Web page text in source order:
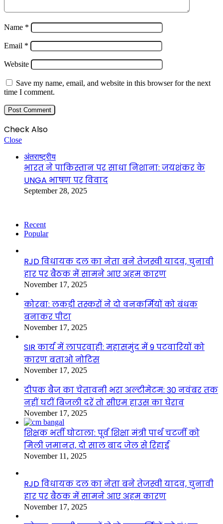
Name *
Email *
Website
Save my name, email, and website in this browser for the next
time I comment.
Check Also
Close
अंतराष्ट्रीय
भारत ने पाकिस्तान पर साधा निशाना: जयशंकर के
UNGA भाषण पर विवाद
September 28, 2025
Recent
Popular
RJD विधायक दल का नेता बने तेजस्वी यादव, चुनावी
हार पर बैठक में सामने आए अहम कारण
November 17, 2025
कोरबा: लकड़ी तस्करों ने दो वनकर्मियों को बंधक
बनाकर पीटा
November 17, 2025
SIR कार्य में लापरवाही: महासमुंद में 9 पटवारियों को
कारण बताओ नोटिस
November 17, 2025
दीपक बैज का चेतावनी भरा अल्टीमेटम: 30 नवंबर तक
नहीं घटीं बिजली दरें तो सीएम हाउस का घेराव
November 17, 2025
शिक्षक भर्ती घोटाला: पूर्व शिक्षा मंत्री पार्थ चटर्जी को
मिली ज़मानत, दो साल बाद जेल से रिहाई
November 11, 2025
RJD विधायक दल का नेता बने तेजस्वी यादव, चुनावी
हार पर बैठक में सामने आए अहम कारण
November 17, 2025